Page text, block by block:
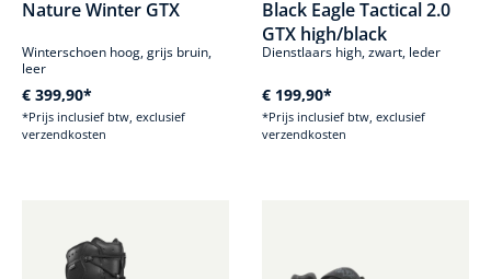
Nature Winter GTX
Winterschoen hoog, grijs bruin,
leer
€ 399,90*
*Prijs inclusief btw, exclusief
verzendkosten
Black Eagle Tactical 2.0
GTX high/black
Dienstlaars high, zwart, leder
€ 199,90*
*Prijs inclusief btw, exclusief
verzendkosten